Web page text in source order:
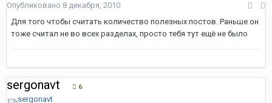
Опубликовано 8 декабря, 2010
Для того чтобы считать количество полезных постов. Раньше он
тоже считал не во всех разделах, просто тебя тут ещё не было
sergonavt 6